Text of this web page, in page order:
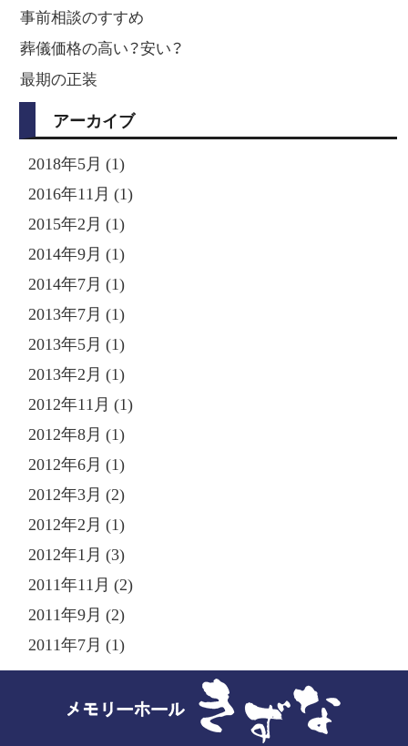
事前相談のすすめ
葬儀価格の高い？安い？
最期の正装
アーカイブ
2018年5月 (1)
2016年11月 (1)
2015年2月 (1)
2014年9月 (1)
2014年7月 (1)
2013年7月 (1)
2013年5月 (1)
2013年2月 (1)
2012年11月 (1)
2012年8月 (1)
2012年6月 (1)
2012年3月 (2)
2012年2月 (1)
2012年1月 (3)
2011年11月 (2)
2011年9月 (2)
2011年7月 (1)